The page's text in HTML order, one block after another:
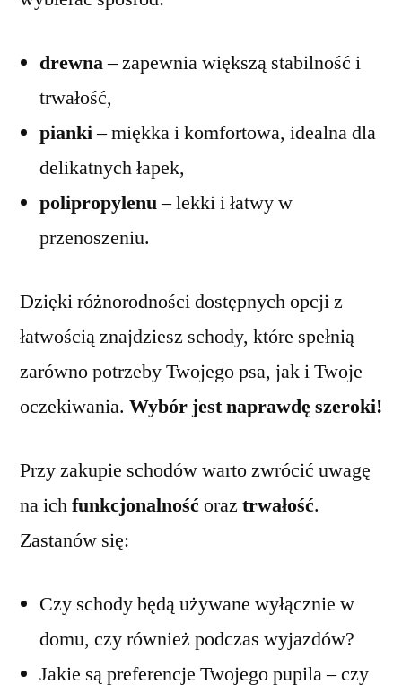
drewna– zapewnia większą stabilność i
trwałość,
pianki– miękka i komfortowa, idealna dla
delikatnych łapek,
polipropylenu– lekki i łatwy w
przenoszeniu.
Dzięki różnorodności dostępnych opcji z
łatwością znajdziesz schody, które spełnią
zarówno potrzeby Twojego psa, jak i Twoje
oczekiwania. Wybór jest naprawdę szeroki!
Przy zakupie schodów warto zwrócić uwagę
na ichfunkcjonalnośćoraz trwałość.
Zastanów się:
Czy schody będą używane wyłącznie w
domu, czy również podczas wyjazdów?
Jakie są preferencje Twojego pupila – czy